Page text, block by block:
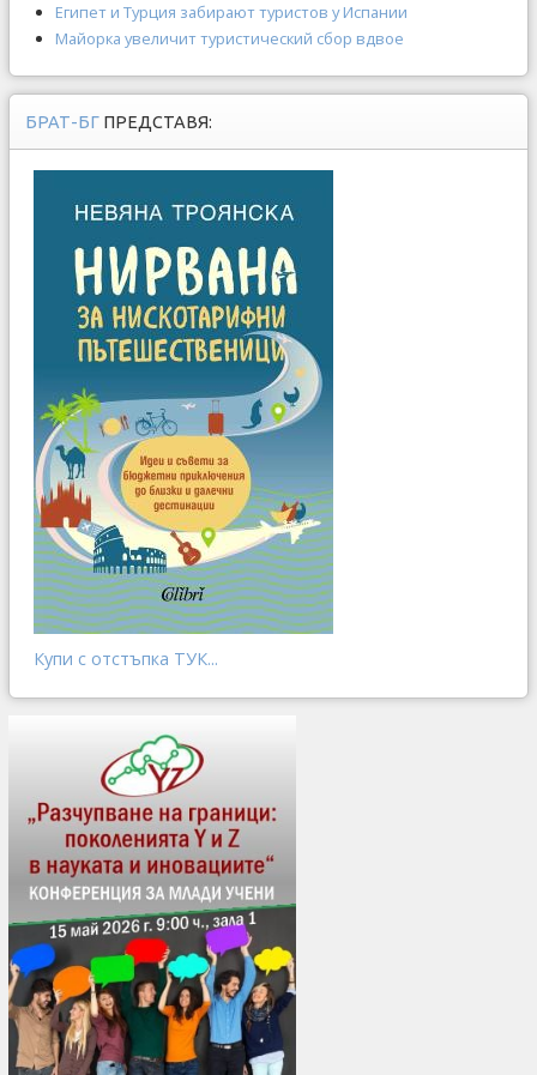
Египет и Турция забирают туристов у Испании
Майорка увеличит туристический сбор вдвое
БРАТ-БГ ПРЕДСТАВЯ:
Купи с отстъпка ТУК...